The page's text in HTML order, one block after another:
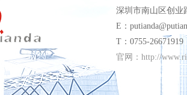
深圳市南山区创业
E：
T：0755-26671919
官网：http://